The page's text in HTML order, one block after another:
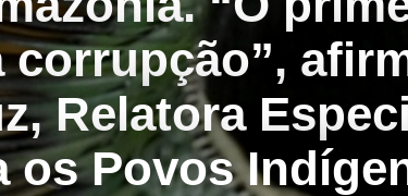
corrupção”,
Relatora
os Povos